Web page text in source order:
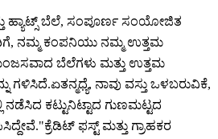
ಹ್ಯಾಟ್ಸ್ ಬೆಲೆ, ಸಂಪೂರ್ಣ ಸಂಯೋಜಿತ
ನಮ್ಮ ಕಂಪನಿಯು ನಮ್ಮ ಉತ್ತಮ
ಬೆಲೆಗಳು ಮತ್ತು ಉತ್ತಮ
ಗಳಿಸಿದೆ.ಏತನ್ಮಧ್ಯೆ, ನಾವು ವಸ್ತು ಒಳಬರುವಿಕೆ,
ಕಟ್ಟುನಿಟ್ಟಾದ ಗುಣಮಟ್ಟದ
ಫಸ್ಟ್ ಮತ್ತು ಗ್ರಾಹಕರ